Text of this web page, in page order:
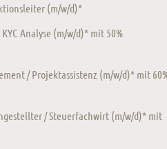
(m/w/d)*
Analyse (m/w/d)* mit 50%
/ Projektassistenz (m/w/d)* mit
/ Steuerfachwirt (m/w/d)* mit